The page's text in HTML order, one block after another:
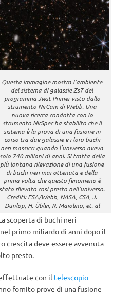
Questa immagine mostra l’ambiente
del sistema di galassie Zs7 del
programma Jwst Primer visto dallo
strumento NirCam di Webb. Una
nuova ricerca condotta con lo
strumento NirSpec ha stabilito che il
sistema è la prova di una fusione in
corso tra due galassie e i loro buchi
neri massicci quando l’universo aveva
solo 740 milioni di anni. Si tratta della
più lontana rilevazione di una fusione
di buchi neri mai ottenuta e della
prima volta che questo fenomeno è
stato rilevato così presto nell’universo.
Crediti: ESA/Webb, NASA, CSA, J.
Dunlop, H. Übler, R. Maiolino, et. al
scoperta di buchi neri
primo miliardo di anni dopo il
crescita deve essere avvenuta
presto.
con il telescopio
fornito prove di una fusione